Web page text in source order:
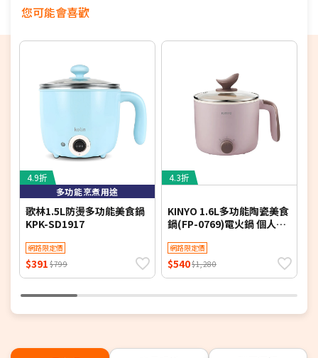
您可能會喜歡
4.9折
多功能烹煮用途
歌林1.5L防燙多功能美食鍋
KPK-SD1917
網路限定價
$391 $799
4.3折
KINYO 1.6L多功能陶瓷美食
鍋(FP-0769)電火鍋 個人鍋
網路限定價
$540$1,280